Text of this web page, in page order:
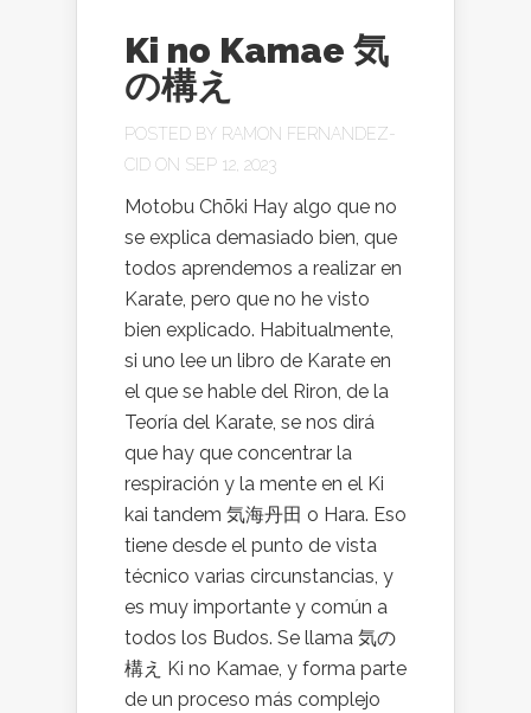
Ki no Kamae 気
の構え
POSTED BY RAMON FERNANDEZ-
CID ON SEP 12, 2023
Motobu Chōki Hay algo que no
se explica demasiado bien, que
todos aprendemos a realizar en
Karate, pero que no he visto
bien explicado. Habitualmente,
si uno lee un libro de Karate en
el que se hable del Riron, de la
Teoría del Karate, se nos dirá
que hay que concentrar la
respiración y la mente en el Ki
kai tandem 気海丹田 o Hara. Eso
tiene desde el punto de vista
técnico varias circunstancias, y
es muy importante y común a
todos los Budos. Se llama 気の
構え Ki no Kamae, y forma parte
de un proceso más complejo